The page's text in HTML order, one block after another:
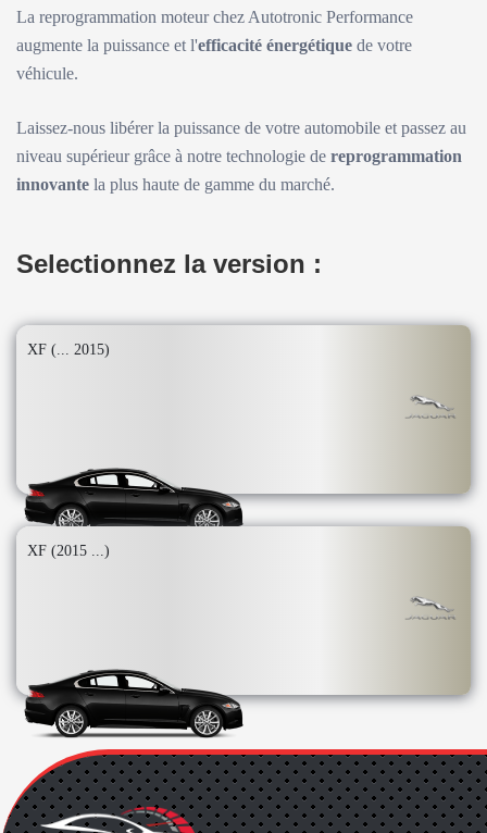
La reprogrammation moteur chez Autotronic Performance
augmente la puissance et l'efficacité énergétique de votre
véhicule.
Laissez-nous libérer la puissance de votre automobile et passez au
niveau supérieur grâce à notre technologie de reprogrammation
innovante la plus haute de gamme du marché.
Selectionnez la version :
XF (... 2015)
XF (2015 ...)